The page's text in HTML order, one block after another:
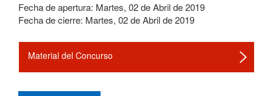
Fecha de apertura: Martes, 02deAbrilde2019
Fecha de cierre: Martes, 02deAbrilde2019
Material del Concurso